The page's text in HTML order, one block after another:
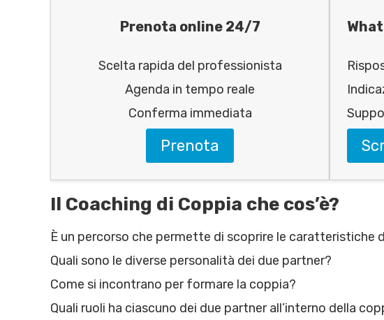
Prenota online 24/7
Scelta rapida del professionista
Agenda in tempo reale
Conferma immediata
Prenota
Il Coaching di Coppia che cos’è?
È un percorso che permette di scoprire le caratteristiche
Quali sono le diverse personalità dei due partner?
Come si incontrano per formare la coppia?
Quali ruoli ha ciascuno dei due partner all’interno della